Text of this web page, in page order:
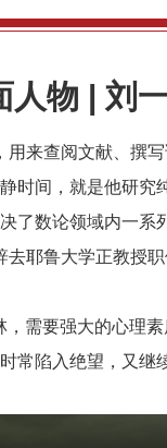
人物 | 刘
来查阅文献、撰
时间，就是他研究
数论领域内一系
去耶鲁大学正教授
要强大的心理素
常陷入绝望，又继